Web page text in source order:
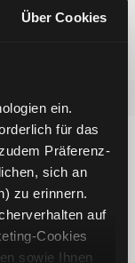
Über Cookies
ein.
für das
Präferenz-
sich an
zu erinnern.
auf
Cookies
sowie Ihnen
unseren